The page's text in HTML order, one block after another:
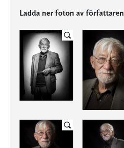
Ladda ner foton av författaren